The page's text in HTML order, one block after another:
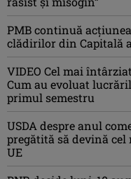
PMB continuă
clădirilor din Capitală
VIDEO Cel mai
Cum au evoluat
primul semestru
USDA despre anul
pregătită să devină
UE